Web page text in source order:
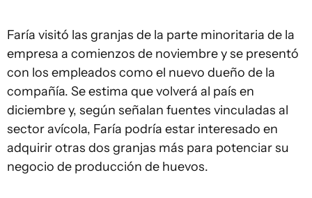
Faría visitó las granjas de la parte minoritaria de la
empresa a comienzos de noviembre y se presentó
con los empleados como el nuevo dueño de la
compañía. Se estima que volverá al país en
diciembre y, según señalan fuentes vinculadas al
sector avícola, Faría podría estar interesado en
adquirir otras dos granjas más para potenciar su
negocio de producción de huevos.